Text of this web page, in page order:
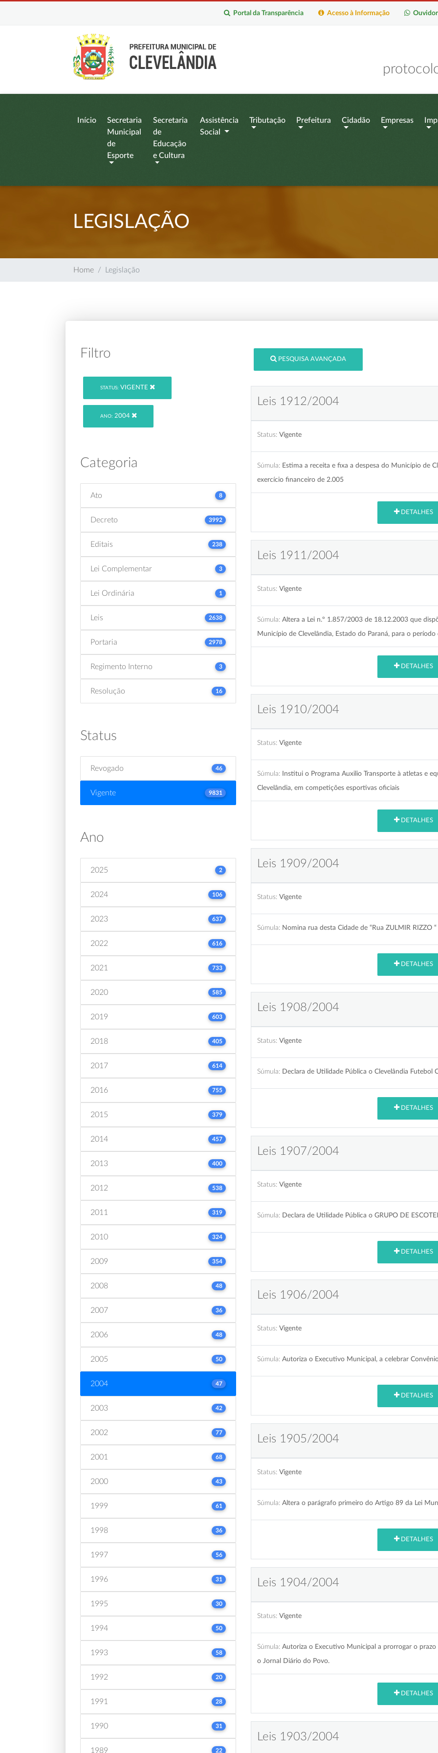
Acesso à Informação
Portal da Transparência
Início
Secretaria
Municipal
de
Esporte
Secretaria
de
Educação
e Cultura
Assistência
Social
Tributação Prefeitura Cidadão Empresas
LEGISLAÇÃO
Home Legislação
Filtro
STATUS: VIGENTE
ANO: 2004
Categoria
Ato 8
Decreto 3992
Editais 238
Lei Complementar 3
Lei Ordinária 1
Leis 2638
Portaria 2978
Regimento Interno 3
Resolução 16
Status
Revogado 46
Vigente 9831
Ano
2025 2
2024 106
2023 637
2022 616
2021 733
2020 585
2019 603
2018 405
2017 614
2016 755
2015 379
2014 457
2013 400
2012 538
2011 319
2010 324
2009 354
2008 48
2007 36
2006 48
2005 50
2004 47
2003 42
2002 77
2001 68
2000 43
1999 61
1998 36
1997 56
1996 31
1995 30
1994 50
1993 58
1992 20
1991 28
1990 31
1989 22
PESQUISA AVANÇADA
Leis 1912/2004
Status: Vigente
Súmula: Estima a receita e fixa a despesa do Município de
exercício financeiro de 2.005
DETALHES
Leis 1911/2004
Status: Vigente
Súmula: Altera a Lei n.º 1.857/2003 de 18.12.2003 que
Município de Clevelândia, Estado do Paraná, para o
DETALHES
Leis 1910/2004
Status: Vigente
Súmula:
Institui o Programa Auxilio Transporte à atletas e
Clevelândia, em competições esportivas oficiais
DETALHES
Leis 1909/2004
Status: Vigente
Súmula: Nomina rua desta Cidade de “Rua ZULMIR RIZZO “
DETALHES
Leis 1908/2004
Status: Vigente
Súmula: Declara de Utilidade Pública o Clevelândia Futebol
DETALHES
Leis 1907/2004
Status: Vigente
Súmula: Declara de Utilidade Pública o GRUPO DE
DETALHES
Leis 1906/2004
Status: Vigente
Súmula: Autoriza o Executivo Municipal, a celebrar
DETALHES
Leis 1905/2004
Status: Vigente
Súmula: Altera o parágrafo primeiro do Artigo 89 da Lei
DETALHES
Leis 1904/2004
Status: Vigente
Súmula: Autoriza o Executivo Municipal a prorrogar o
o Jornal Diário do Povo.
DETALHES
Leis 1903/2004